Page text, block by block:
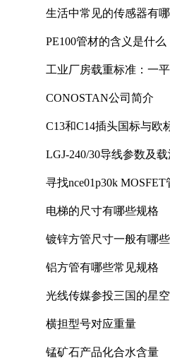
生活中常见的传感器有
PE100管材的含义是什么
工业厂房载重标准：一
CONOSTAN公司简介
C13和C14插头国标与欧
LGJ-240/30导线参数及
寻找nce01p30k
电梯的尺寸有哪些规格
镀锌方管尺寸一般有哪些
铝方管有哪些常见规格
光线传媒参投三国的星
横担型号对应重量
锰矿石产品化合水含量